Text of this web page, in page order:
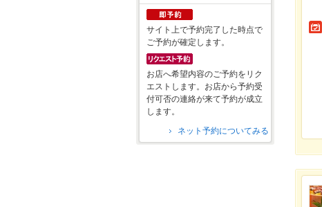
サイト上で予約完了した時点で
ご予約が確定します。
お店へ希望内容のご予約をリク
エストします。お店から予約受
付可否の連絡が来て予約が成立
します。
ネット予約についてみる